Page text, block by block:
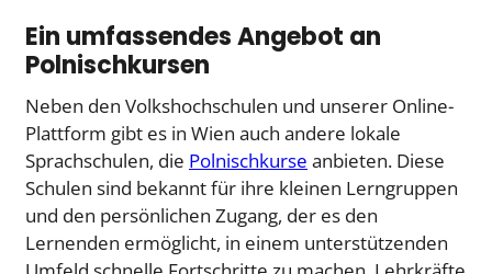
Ein umfassendes Angebot an
Polnischkursen
Neben den Volkshochschulen und unserer Online-
Plattform gibt es in Wien auch andere lokale
Sprachschulen, die Polnischkurse anbieten. Diese
Schulen sind bekannt für ihre kleinen Lerngruppen
und den persönlichen Zugang, der es den
Lernenden ermöglicht, in einem unterstützenden